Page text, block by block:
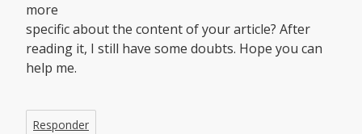
more
specific about the content of your article? After
reading it, I still have some doubts. Hope you can
help me.
Responder